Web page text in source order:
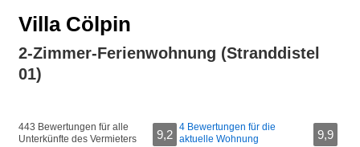
Villa Cölpin
2-Zimmer-Ferienwohnung (Stranddistel
01)
443 Bewertungen für alle
Unterkünfte des Vermieters
9,2
4 Bewertungen für die
aktuelle Wohnung
9,9